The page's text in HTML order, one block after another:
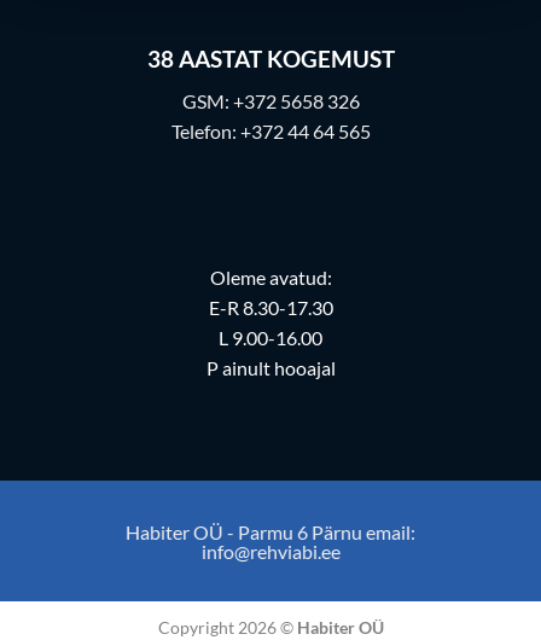
38AASTAT KOGEMUST
GSM: +372 5658 326
Telefon: +372 44 64 565
Oleme avatud:
E-R 8.30-17.30
L 9.00-16.00
P ainult hooajal
Habiter OÜ - Parmu 6 Pärnu email:
info@rehviabi.ee
Copyright 2026 © Habiter OÜ